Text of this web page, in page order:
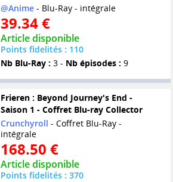
@Anime- Blu-Ray - intégrale
39.34 €
Article disponible
Points fidelités : 110
Nb Blu-Ray : 3 - Nb épisodes : 9
Frieren : Beyond Journey's End -
Saison 1 - Coffret Blu-ray Collector
Crunchyroll - Coffret Blu-Ray -
intégrale
168.50 €
Article disponible
Points fidelités : 370